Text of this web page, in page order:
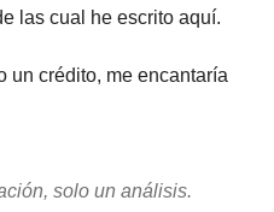
las cual he escrito aquí.
un crédito, me encantaría
solo un análisis.